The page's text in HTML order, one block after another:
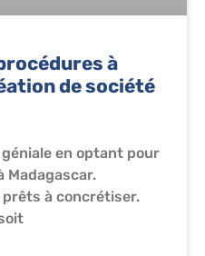
à
de société
en optant pour
Madagascar.
à concrétiser.